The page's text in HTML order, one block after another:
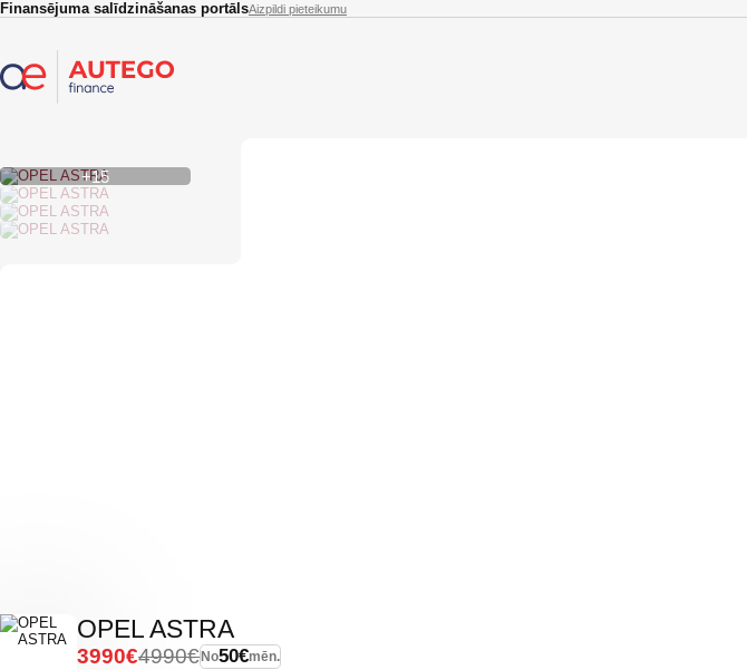
Skip to main content
Finansējuma salīdzināšanas portālsAizpildi pieteikumu
+15
OPEL ASTRA
No50€mēn.
4990€
3990€